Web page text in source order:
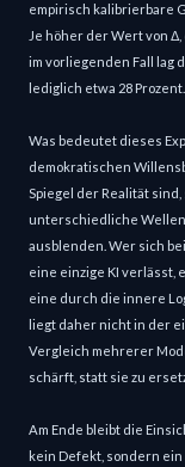
empirisch kalibrierbare
Je höher der Wert von
im vorliegenden Fall lag
lediglich etwa 28 Prozent.
Was bedeutet dieses
demokratischen
Spiegel der Realität
unterschiedliche
ausblenden. Wer sich
eine einzige KI verlässt,
eine durch die innere
liegt daher nicht in der
Vergleich mehrerer
schärft, statt sie zu
Am Ende bleibt die
kein Defekt, sondern